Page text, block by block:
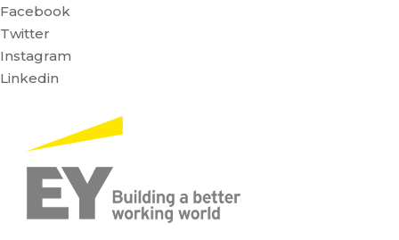
Facebook
Twitter
Instagram
Linkedin